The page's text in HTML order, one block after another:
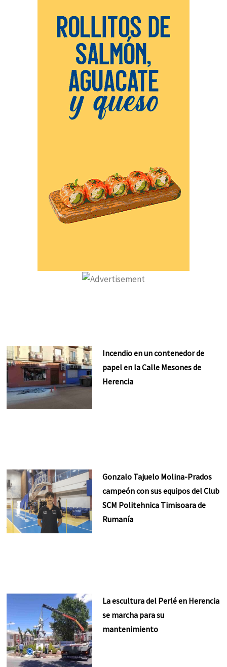
Incendio en un contenedor de
papel en la Calle Mesones de
Herencia
Gonzalo Tajuelo Molina-Prados
campeón con sus equipos del Club
SCM Politehnica Timisoara de
Rumanía
La escultura del Perlé en Herencia
se marcha para su
mantenimiento